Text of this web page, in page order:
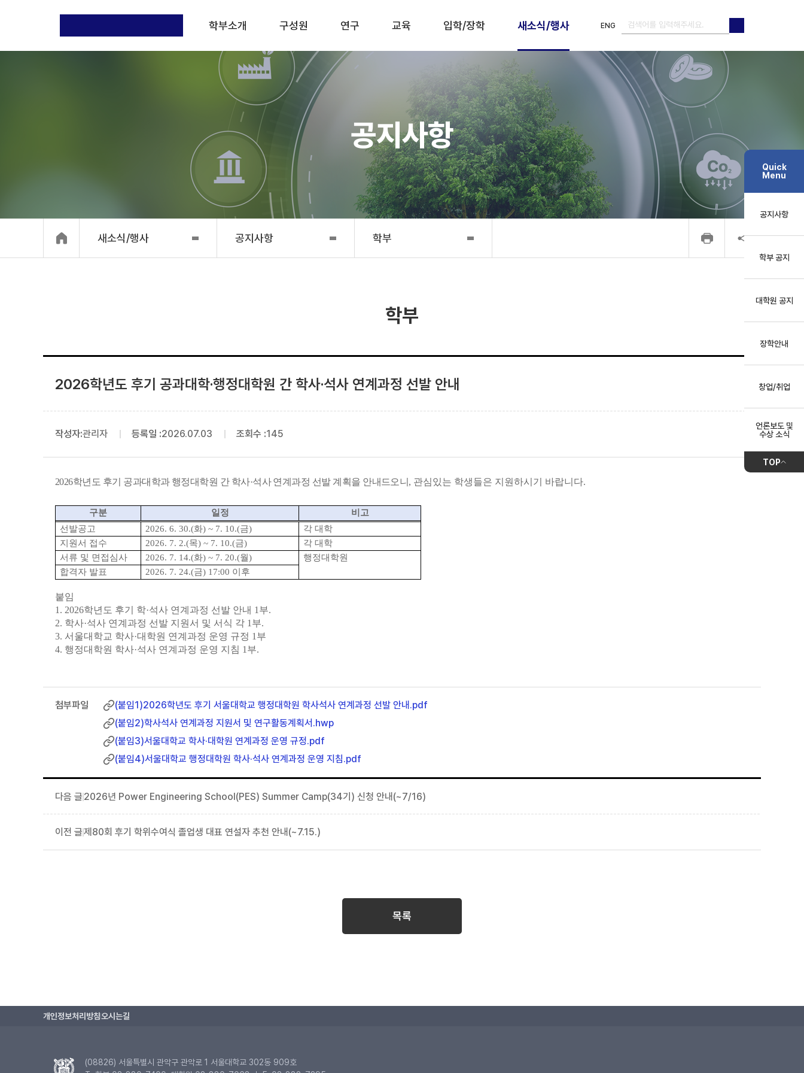
학부소개 구성원 연구 교육 입학/장학 새소식/행사 ENG
검색
검색
공지사항
새소식/행사 공지사항 학부
학부
2026학년도 후기 공과대학·행정대학원 간 학사·석사 연계과정 선발 안내
작성자:관리자 등록일 :2026.07.03 조회수 :145
2026학년도 후기 공과대학과 행정대학원 간 학사·석사 연계과정 선발 계획을 안내드오니 , 관심있는 학생들은 지원하시기 바랍니다.
구분 일정
비고
선발공고
2026. 6. 30.(화) ~ 7. 10.(금)
각 대학
지원서 접수
2026. 7. 2.(목) ~ 7. 10.(금)
각 대학
서류 및 면접심사
2026. 7. 14.(화) ~ 7. 20.(월)
행정대학원
합격자 발표
2026. 7. 24.(금) 17:00 이후
붙임
1. 2026학년도 후기 학·석사 연계과정 선발 안내 1 부.
2. 학사·석사 연계과정 선발 지원서 및 서식 각 1 부.
3. 서울대학교 학사·대학원 연계과정 운영 규정 1 부
4. 행정대학원 학사·석사 연계과정 운영 지침 1 부.
(붙임1)2026학년도 후기 서울대학교 행정대학원 학사석사 연계과정 선발 안내.pdf
(붙임2)학사석사 연계과정 지원서 및 연구활동계획서.hwp
(붙임3)서울대학교 학사·대학원 연계과정 운영 규정.pdf
(붙임4)서울대학교 행정대학원 학사·석사 연계과정 운영 지침.pdf
2026년 Power Engineering School(PES) Summer Camp(34기) 신청 안내(~7/16)
제80회 후기 학위수여식 졸업생 대표 연설자 추천 안내(~7.15.)
목록
개인정보처리방침오시는길
(08826) 서울특별시 관악구 관악로 1 서울대학교 302동 909호
Quick
Menu
공지사항
학부 공지
대학원 공지
장학안내
창업/취업
언론보도 및
수상 소식
TOP